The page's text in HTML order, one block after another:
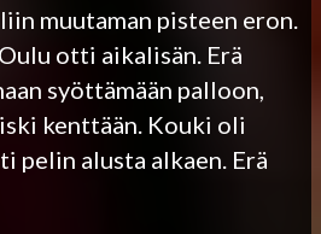
muutaman pisteen eron.
otti aikalisän. Erä
syöttämään palloon,
kenttään. Kouki oli
pelin alusta alkaen. Erä